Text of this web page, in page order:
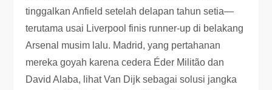
tinggalkan Anfield setelah delapan tahun setia—
terutama usai Liverpool finis runner-up di belakang
Arsenal musim lalu. Madrid, yang pertahanan
mereka goyah karena cedera Éder Militão dan
David Alaba, lihat Van Dijk sebagai solusi jangka